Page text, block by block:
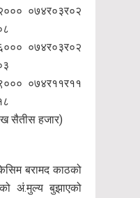
०७४र०३र०२
०७४र०३र०२
०७४र११र११
सैतीस हजार)
बरामद काठको
अं.मुल्य बुझाएको